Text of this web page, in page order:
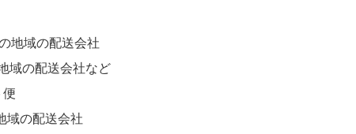
地域の配送会社
の配送会社など
の配送会社